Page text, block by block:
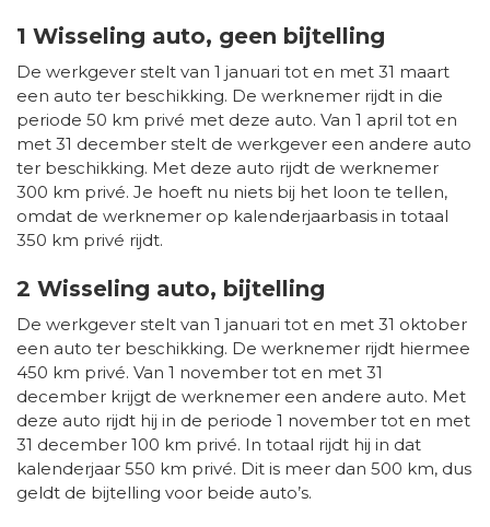
1 Wisseling auto, geen bijtelling
De werkgever stelt van 1 januari tot en met 31 maart
een auto ter beschikking. De werknemer rijdt in die
periode 50 km privé met deze auto. Van 1 april tot en
met 31 december stelt de werkgever een andere auto
ter beschikking. Met deze auto rijdt de werknemer
300 km privé. Je hoeft nu niets bij het loon te tellen,
omdat de werknemer op kalenderjaarbasis in totaal
350 km privé rijdt.
2 Wisseling auto, bijtelling
De werkgever stelt van 1 januari tot en met 31 oktober
een auto ter beschikking. De werknemer rijdt hiermee
450 km privé. Van 1 november tot en met 31
december krijgt de werknemer een andere auto. Met
deze auto rijdt hij in de periode 1 november tot en met
31 december 100 km privé. In totaal rijdt hij in dat
kalenderjaar 550 km privé. Dit is meer dan 500 km, dus
geldt de bijtelling voor beide auto’s.